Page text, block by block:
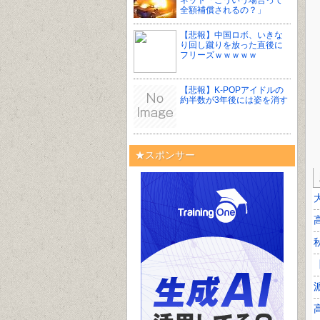
全額補償されるの？」
【悲報】中国ロボ、いきな
り回し蹴りを放った直後に
フリーズｗｗｗｗｗ
【悲報】K-POPアイドルの
約半数が3年後には姿を消す
★スポンサー